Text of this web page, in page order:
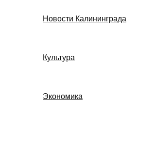
Новости Калининграда
Культура
Экономика